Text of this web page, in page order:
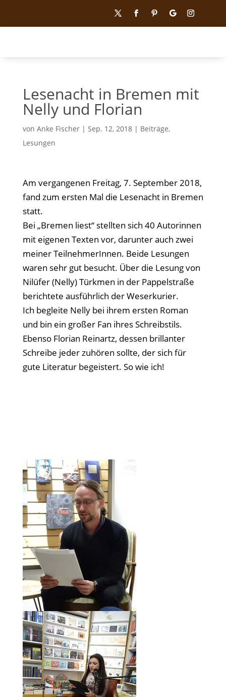
Lesenacht in Bremen mit
Nelly und Florian
von Anke Fischer| Sep. 12, 2018| Beiträge,
Lesungen
Am vergangenen Freitag, 7. September 2018,
fand zum ersten Mal die Lesenacht in Bremen
statt.
Bei „Bremen liest“ stellten sich 40 Autorinnen
mit eigenen Texten vor, darunter auch zwei
meiner TeilnehmerInnen. Beide Lesungen
waren sehr gut besucht. Über die Lesung von
Nilüfer (Nelly) Türkmen in der Pappelstraße
berichtete ausführlich der Weserkurier.
Ich begleite Nelly bei ihrem ersten Roman
und bin ein großer Fan ihres Schreibstils.
Ebenso Florian Reinartz, dessen brillanter
Schreibe jeder zuhören sollte, der sich für
gute Literatur begeistert. So wie ich!